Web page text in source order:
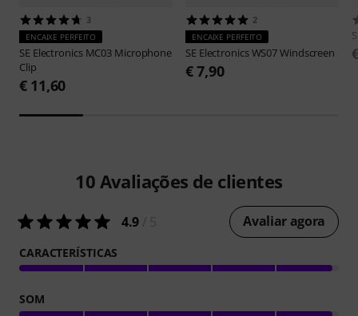
3
ENCAIXE PERFEITO
SE Electronics MC03 Microphone
Clip
€ 11,60
2
ENCAIXE PERFEITO
SE ElectronicsWS07 Windscreen
€ 7,90
10 Avaliações de clientes
4.9 Avaliar agora
CARACTERÍSTICAS
SOM